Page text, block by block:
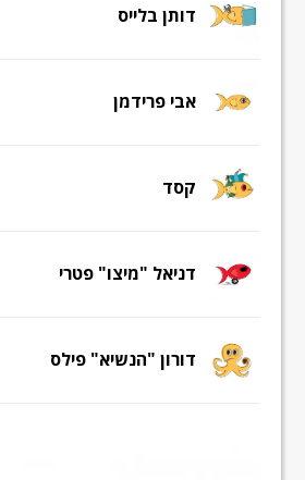
דותן בלייס
אבי פרידמן
קסד
דניאל "מיצו" פטרי
דורון "הנשיא" פילס